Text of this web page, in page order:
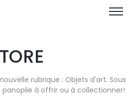
rubrique : Objets d'art. Sous
panoplie à offrir ou à collectionner!